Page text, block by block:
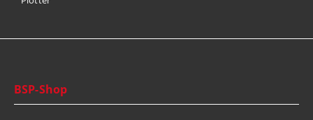
BSP-Shop